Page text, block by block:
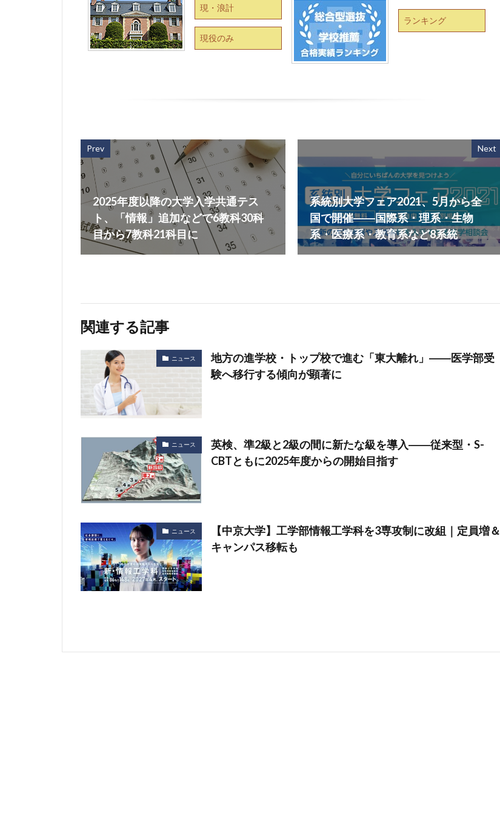
現・浪計
現役のみ
ランキング
Prev
2025年度以降の大学入学共通テス
ト、「情報」追加などで6教科30科
目から7教科21科目に
Next
系統別大学フェア2021、5月から全
国で開催――国際系・理系・生物
系・医療系・教育系など8系統
関連する記事
ニュース
地方の進学校・トップ校で進む「東大離れ」――医学部受
験へ移行する傾向が顕著に
ニュース
英検、準2級と2級の間に新たな級を導入――従来型・S-
CBTともに2025年度からの開始目指す
ニュース
【中京大学】工学部情報工学科を3専攻制に改組｜定員増＆
キャンパス移転も